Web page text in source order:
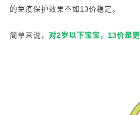
的免疫保护效果不如13价稳定。
简单来说， 对2岁以下宝宝，13价是更